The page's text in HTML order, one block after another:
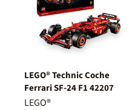
LEGO® Technic Coche
Ferrari SF-24 F1 42207
LEGO®